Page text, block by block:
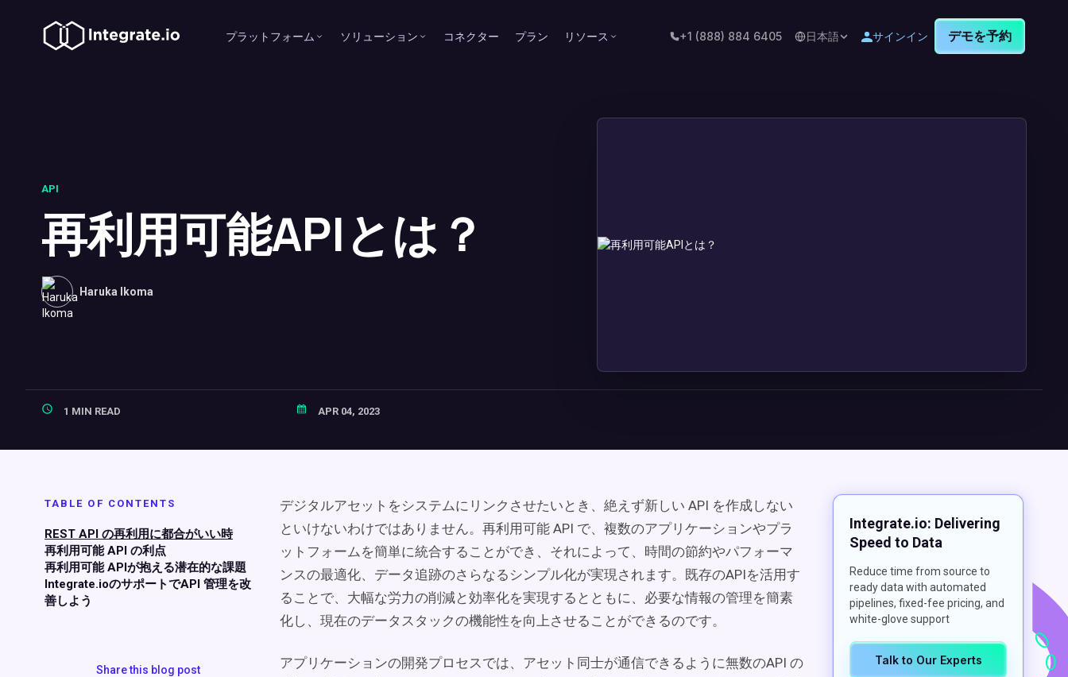
プラットフォーム ソリューション コネクター プラン リソース +1 (888) 884 6405 日本語 サインイン デモを予約
API
再利用可能APIとは？
Haruka Ikoma
1 MIN READ APR 04, 2023
TABLE OF CONTENTS
REST API の再利用に都合がいい時
再利用可能 API の利点
再利用可能 APIが抱える潜在的な課題
Integrate.ioのサポートでAPI 管理を改
善しよう
Share this blog post
デジタルアセットをシステムにリンクさせたいとき、絶えず新しい API を作成しない
といけないわけではありません。再利用可能 API で、複数のアプリケーションやプラ
ットフォームを簡単に統合することができ、それによって、時間の節約やパフォーマ
ンスの最適化、データ追跡のさらなるシンプル化が実現されます。既存のAPIを活用す
ることで、大幅な労力の削減と効率化を実現するとともに、必要な情報の管理を簡素
化し、現在のデータスタックの機能性を向上させることができるのです。
アプリケーションの開発プロセスでは、アセット同士が通信できるように無数のAPI の
Integrate.io: Delivering
Speed to Data
Reduce time from source to
ready data with automated
pipelines, fixed-fee pricing, and
white-glove support
Talk to Our Experts